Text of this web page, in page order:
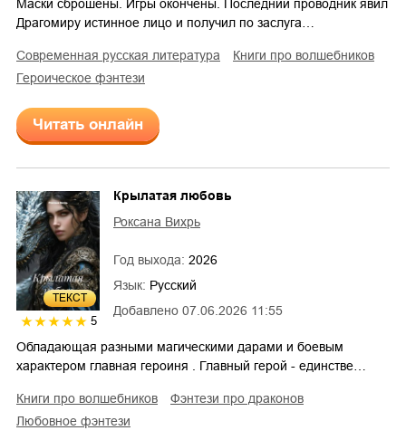
Маски сброшены. Игры окончены. Последний проводник явил
Драгомиру истинное лицо и получил по заслуга…
современная русская литература
книги про волшебников
героическое фэнтези
Читать онлайн
ТЕКСТ
5
Добавлено 07.06.2026 11:55
Крылатая любовь
Роксана Вихрь
Год выхода: 2026
Язык: Русский
Обладающая разными магическими дарами и боевым
характером главная героиня . Главный герой - единстве…
книги про волшебников
фэнтези про драконов
любовное фэнтези